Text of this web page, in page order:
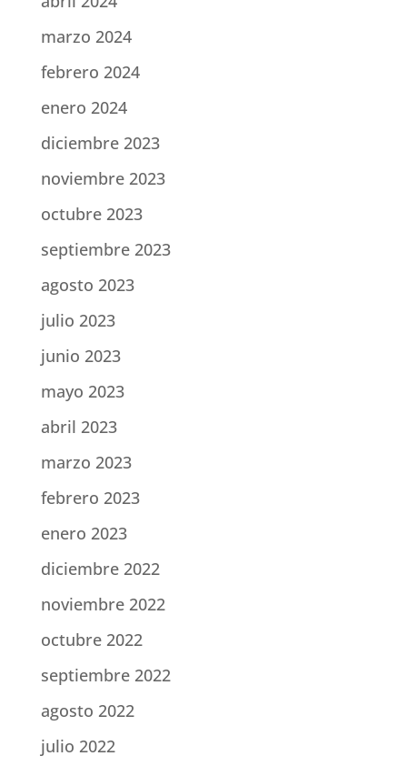
marzo 2024
febrero 2024
enero 2024
diciembre 2023
noviembre 2023
octubre 2023
septiembre 2023
agosto 2023
julio 2023
junio 2023
mayo 2023
abril 2023
marzo 2023
febrero 2023
enero 2023
diciembre 2022
noviembre 2022
octubre 2022
septiembre 2022
agosto 2022
julio 2022